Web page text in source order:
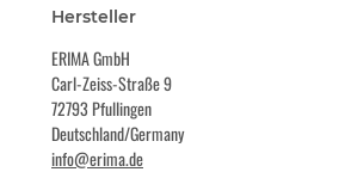
Hersteller
ERIMA GmbH
Carl-Zeiss-Straße 9
72793 Pfullingen
Deutschland/Germany
info@erima.de